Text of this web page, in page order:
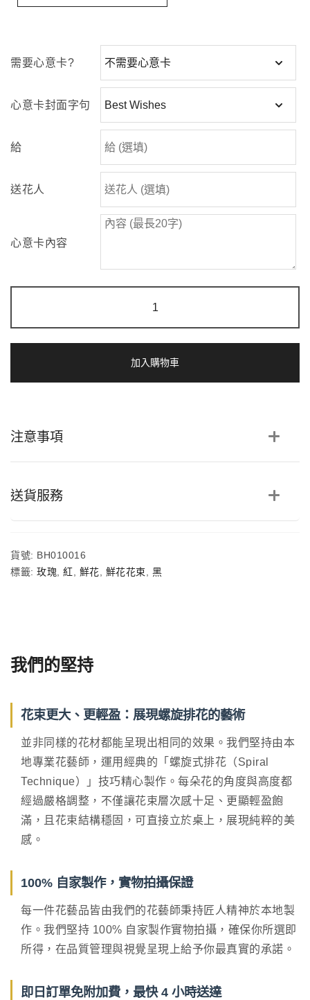
需要心意卡?
心意卡封面字句
給
送花人
心意卡內容
恆
|
99
紅
婚
加入購物車
注意事項
送貨服務
貨號: BH010016
標籤: 玫瑰 紅 鮮花 鮮花花束 黑
我們的堅持
花束更大、更輕盈：展現螺旋排花的藝術
並非同樣的花材都能呈現出相同的效果。我們堅持由本
地專業花藝師，運用經典的「螺旋式排花（Spiral
Technique）」技巧精心製作。每朵花的角度與高度都
經過嚴格調整，不僅讓花束層次感十足、更顯輕盈飽
滿，且花束結構穩固，可直接立於桌上，展現純粹的美
感。
100% 自家製作，實物拍攝保證
每一件花藝品皆由我們的花藝師秉持匠人精神於本地製
作。我們堅持 100% 自家製作實物拍攝，確保你所選即
所得，在品質管理與視覺呈現上給予你最真實的承諾。
即日訂單免附加費，最快 4 小時送達